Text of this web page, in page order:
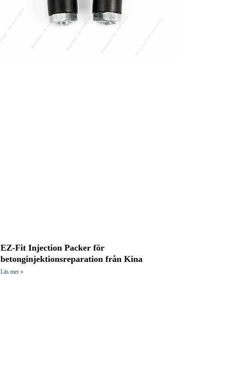
EZ-Fit Injection Packer för
betonginjektionsreparation från Kina
Läs mer »